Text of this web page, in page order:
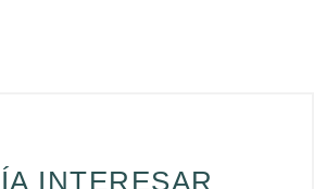
INTERESAR